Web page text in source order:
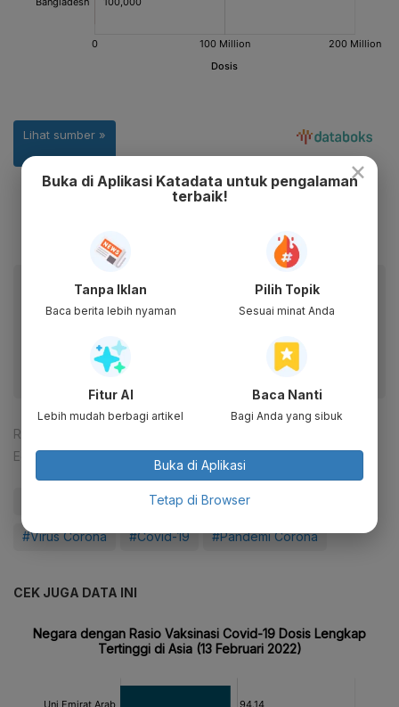
Baca artikel ini lewat aplikasi mobile.
Dapatkan pengalaman membaca lebih nyaman dan nikmati
Reporter:
Editor:
#Sinopharm
#Virus Corona #Covid-19 #Pandemi Corona
CEK JUGA DATA INI
×
Buka di Aplikasi Katadata untuk pengalaman
terbaik!
Tanpa Iklan
Baca berita lebih nyaman
Pilih Topik
Sesuai minat Anda
Fitur AI
Lebih mudah berbagi artikel
Baca Nanti
Bagi Anda yang sibuk
Buka di Aplikasi
Tetap di Browser